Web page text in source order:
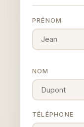
PRÉNOM
NOM
TÉLÉPHONE